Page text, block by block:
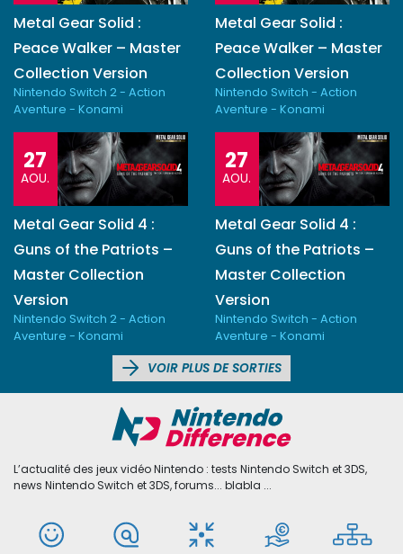
Metal Gear Solid :
Peace Walker – Master
Collection Version
Nintendo Switch 2 - Action
Aventure - Konami
Metal Gear Solid :
Peace Walker – Master
Collection Version
Nintendo Switch - Action
Aventure - Konami
27
AOU.
Metal Gear Solid 4 :
Guns of the Patriots –
Master Collection
Version
Nintendo Switch 2 - Action
Aventure - Konami
27
AOU.
Metal Gear Solid 4 :
Guns of the Patriots –
Master Collection
Version
Nintendo Switch - Action
Aventure - Konami
VOIR PLUS DE SORTIES
L’actualité des jeux vidéo Nintendo : tests Nintendo Switch et 3DS,
news Nintendo Switch et 3DS, forums... blabla ...